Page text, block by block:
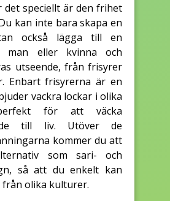
det speciellt är den frihet
kan inte bara skapa en
också lägga till en
man eller kvinna och
utseende, från frisyrer
Enbart frisyrerna är en
vackra lockar i olika
för att väcka
till liv. Utöver de
kommer du att
som sari- och
så att du enkelt kan
från olika kulturer.